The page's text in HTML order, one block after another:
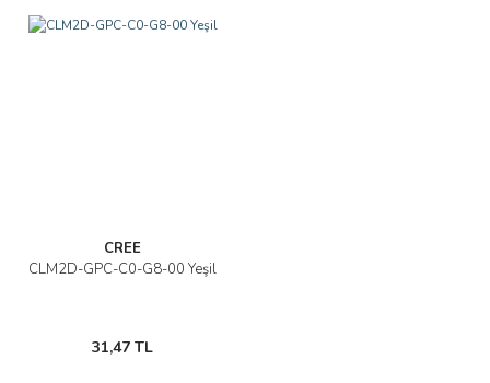
CREE
CLM2D-GPC-C0-G8-00 Yeşil
31,47 TL